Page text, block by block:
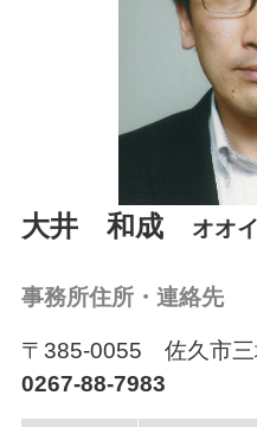
受付時間：
大井 和成 オオ
事務所住所・連絡先
〒385-0055 佐久市三
0267-88-7983